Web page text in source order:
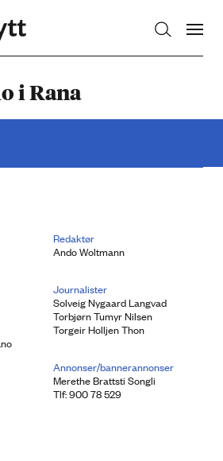
i Rana
Redaktør
Ando Woltmann
Journalister
Solveig Nygaard Langvad
Torbjørn Tumyr Nilsen
Torgeir Holljen Thon
Annonser/bannerannonser
Merethe Brattsti Songli
Tlf: 900 78 529